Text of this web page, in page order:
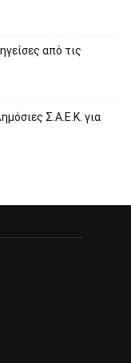
από τις
Σ.Α.Ε.Κ. για